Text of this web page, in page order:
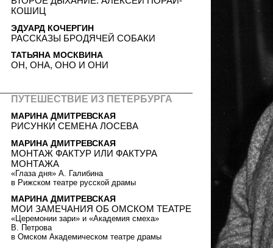
КОШИЦ
ЭДУАРД КОЧЕРГИН
РАССКАЗЫ БРОДЯЧЕЙ СОБАКИ
ТАТЬЯНА МОСКВИНА
ОН, ОНА, ОНО И ОНИ
ПУТЕШЕСТВИЕ ИЗ ПЕТЕРБУРГА
МАРИНА ДМИТРЕВСКАЯ
РИСУНКИ СЕМЕНА ЛОСЕВА
МАРИНА ДМИТРЕВСКАЯ
МОНТАЖ ФАКТУР ИЛИ ФАКТУРА
МОНТАЖА
«Глаза дня» А. Галибина
в Рижском театре русской драмы
МАРИНА ДМИТРЕВСКАЯ
МОИ ЗАМЕЧАНИЯ ОБ ОМСКОМ ТЕАТРЕ
«Церемонии зари» и «Академия смеха»
В. Петрова
в Омском Академическом театре драмы